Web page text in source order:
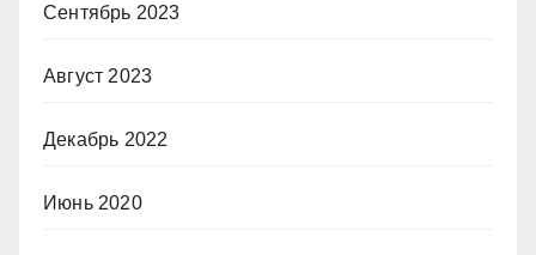
Сентябрь 2023
Август 2023
Декабрь 2022
Июнь 2020